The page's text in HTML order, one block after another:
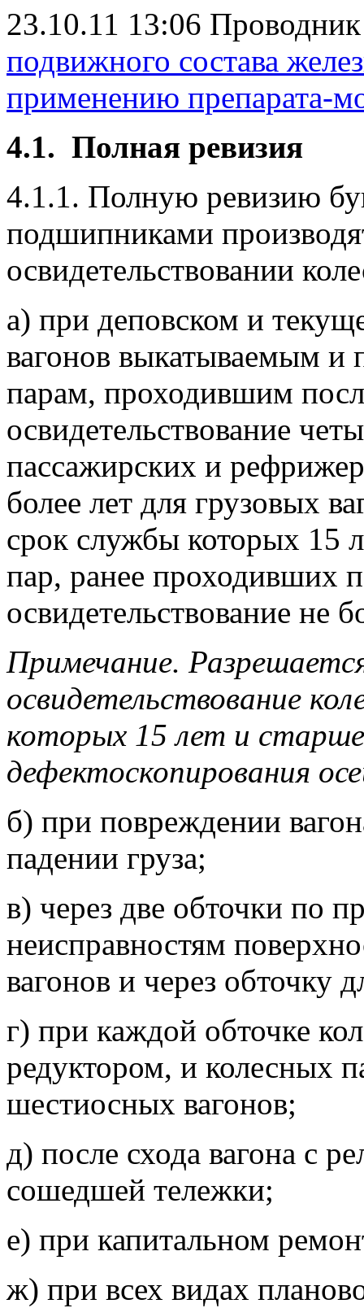
23.10.11 13:06
подвижного состава
применению препарата-
4.1. Полная ревизия
4.1.1. Полную ревизию
подшипниками
освидетельствовании
а) при деповском и
вагонов выкатываемым и
парам, проходившим
освидетельствование
пассажирских и
более лет для грузовых
срок службы которых 15
пар, ранее проходивших
освидетельствование не
Примечание.
освидетельствование
которых 15 лет и
дефектоскопирования
б) при повреждении
падении груза;
в) через две обточки по
неисправностям
вагонов и через обточку
г) при каждой обточке
редуктором, и колесных
шестиосных вагонов;
д) после схода вагона с
сошедшей тележки;
е) при капитальном
ж) при всех видах